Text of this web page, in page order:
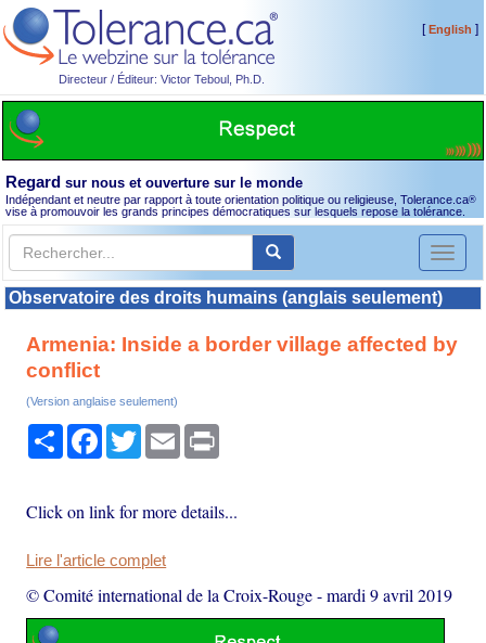
Directeur / Éditeur: Victor Teboul, Ph.D.
[English ]
Regard sur nous et ouverture sur le monde
Indépendant et neutre par rapport à toute orientation politique ou religieuse, Tolerance.ca®
vise à promouvoir les grands principes démocratiques sur lesquels repose la tolérance.
Toggle
Observatoire des droits humains (anglais seulement)
Armenia: Inside a border village affected by
conflict
(Version anglaise seulement)
PartagerFacebook
TwitterEmail
Click on link for more details...
Lire l'article complet
© Comité international de la Croix-Rouge-mardi 9 avril 2019